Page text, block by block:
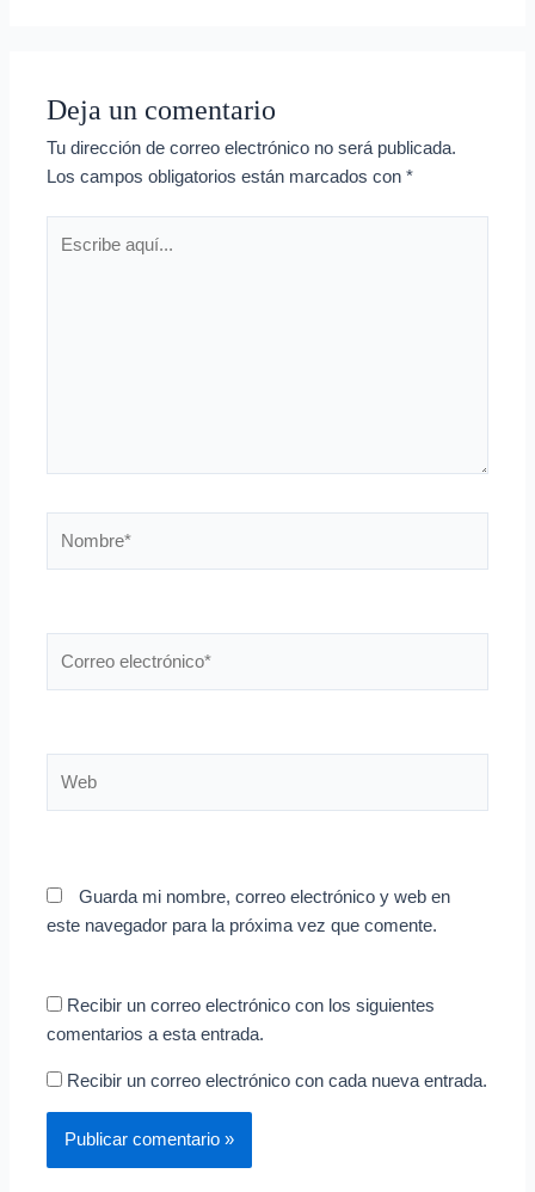
Deja un comentario
Tu dirección de correo electrónico no será publicada.
Los campos obligatorios están marcados con*
Guarda mi nombre, correo electrónico y web en
este navegador para la próxima vez que comente.
Recibir un correo electrónico con los siguientes
comentarios a esta entrada.
Recibir un correo electrónico con cada nueva entrada.